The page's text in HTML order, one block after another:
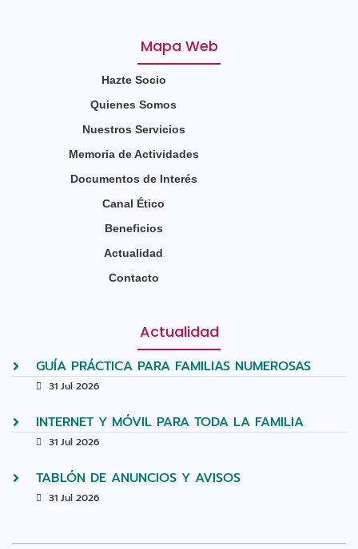
Mapa Web
Hazte Socio
Quienes Somos
Nuestros Servicios
Memoria de Actividades
Documentos de Interés
Canal Ético
Beneficios
Actualidad
Contacto
Actualidad
GUÍA PRÁCTICA PARA FAMILIAS NUMEROSAS
31 Jul 2026
INTERNET Y MÓVIL PARA TODA LA FAMILIA
31 Jul 2026
TABLÓN DE ANUNCIOS Y AVISOS
31 Jul 2026